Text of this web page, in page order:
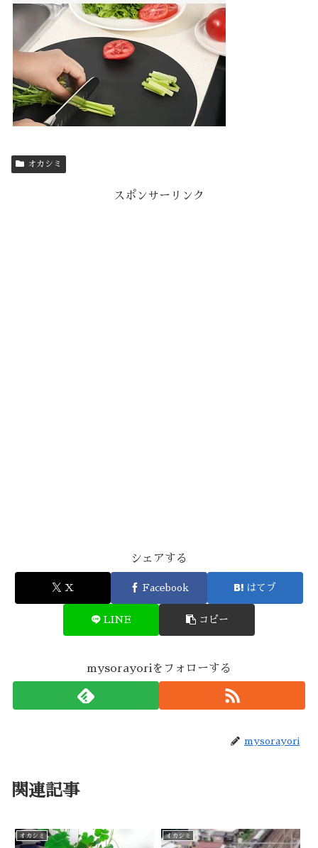
オカシミ
スポンサーリンク
シェアする
X Facebook はてブ
LINE コピー
mysorayoriをフォローする
mysorayori
関連記事
オカシミ オカシミ